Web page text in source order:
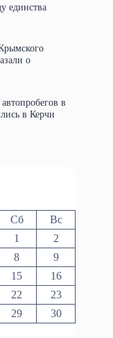
единства
о
в
в Керчи
Сб
Вс
1
2
8
9
15
16
22
23
29
30